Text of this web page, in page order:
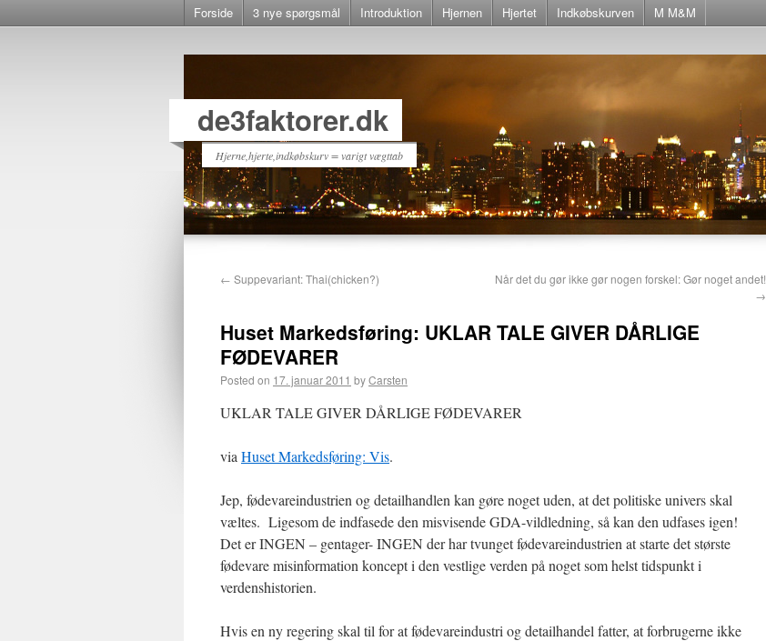
Forside 3 nye spørgsmål Introduktion Hjernen Hjertet Indkøbskurven M M&M
de3faktorer.dk
Hjerne,hjerte,indkøbskurv = varigt vægttab
← Suppevariant: Thai(chicken?)
Når det du gør ikke gør nogen forskel: Gør noget andet!
→
Huset Markedsføring: UKLAR TALE GIVER DÅRLIGE
FØDEVARER
Posted on 17. januar 2011 byCarsten
UKLAR TALE GIVER DÅRLIGE FØDEVARER
via Huset Markedsføring: Vis.
Jep, fødevareindustrien og detailhandlen kan gøre noget uden, at det politiske univers skal
væltes. Ligesom de indfasede den misvisende GDA-vildledning, så kan den udfases igen!
Det er INGEN – gentager- INGEN der har tvunget fødevareindustrien at starte det største
fødevare misinformation koncept i den vestlige verden på noget som helst tidspunkt i
verdenshistorien.
Hvis en ny regering skal til for at fødevareindustri og detailhandel fatter, at forbrugerne ikke